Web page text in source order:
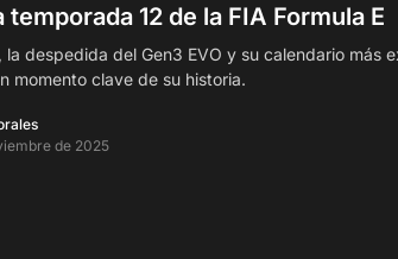
temporada 12 de la FIA Formula E
la despedida del Gen3 EVO y su calendario más
momento clave de su historia.
de 2025